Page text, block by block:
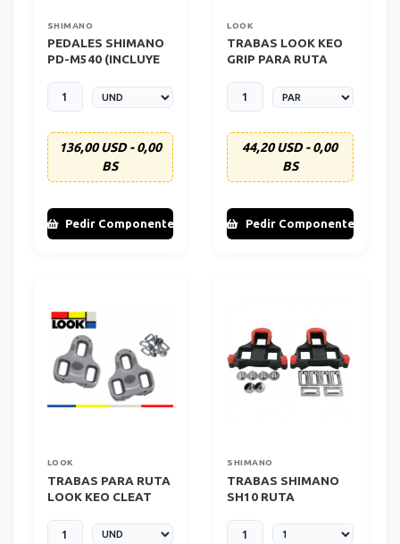
SHIMANO
PEDALES SHIMANO
PD-M540 (INCLUYE
136,00 USD - 0,00
BS
Pedir Componente
LOOK
TRABAS LOOK KEO
GRIP PARA RUTA
ANTIRESBALANTE -
(LIBERTAD
44,20 USD - 0,00
BS
Pedir Componente
LOOK
TRABAS PARA RUTA
LOOK KEO CLEAT
ANTIRRESBALANTE
SHIMANO
TRABAS SHIMANO
SH10 RUTA